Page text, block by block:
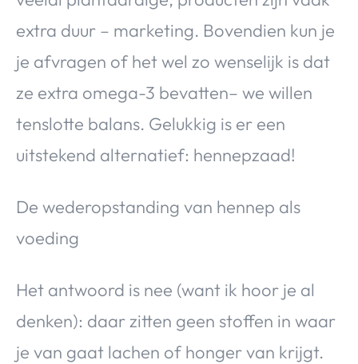
extra duur – marketing. Bovendien kun je
je afvragen of het wel zo wenselijk is dat
ze extra omega-3 bevatten– we willen
tenslotte balans. Gelukkig is er een
uitstekend alternatief: hennepzaad!
De wederopstanding van hennep als
voeding
Het antwoord is nee (want ik hoor je al
denken): daar zitten geen stoffen in waar
je van gaat lachen of honger van krijgt.